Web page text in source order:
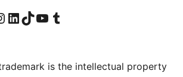
Threads
pàgina al Facebook
el nostre compte d'Instagram
Visiteu el nostre compte de LinkedIn
Visiteu el nostre compte de TikTok
Visiteu el nostre canal al YouTube
Visiteu el nostre compte de Tumblr
is the intellectual property